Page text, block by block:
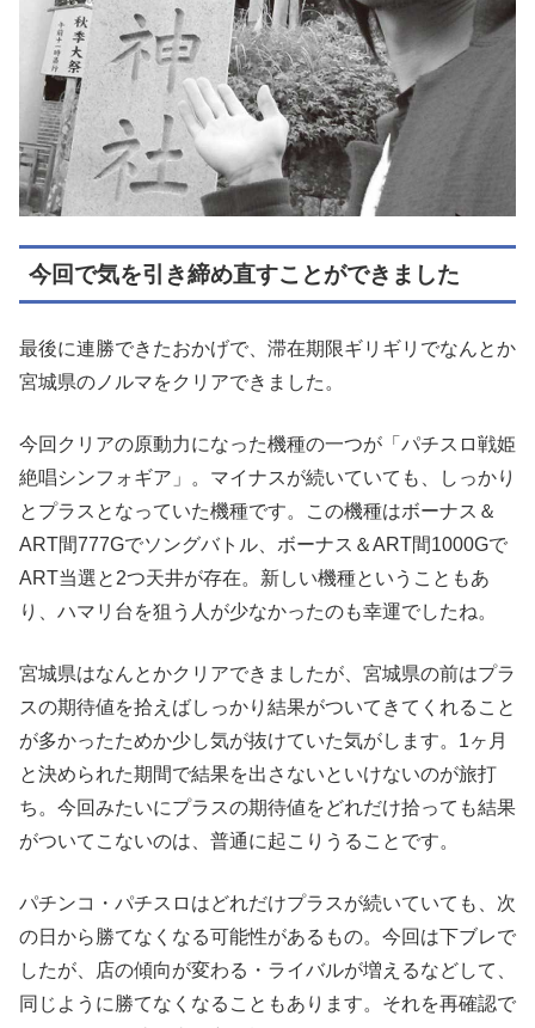
今回で気を引き締め直すことができました
最後に連勝できたおかげで、滞在期限ギリギリでなんとか
宮城県のノルマをクリアできました。
今回クリアの原動力になった機種の一つが「パチスロ戦姫
絶唱シンフォギア」。マイナスが続いていても、しっかり
とプラスとなっていた機種です。この機種はボーナス＆
ART間777Gでソングバトル、ボーナス＆ART間1000Gで
ART当選と2つ天井が存在。新しい機種ということもあ
り、ハマリ台を狙う人が少なかったのも幸運でしたね。
宮城県はなんとかクリアできましたが、宮城県の前はプラ
スの期待値を拾えばしっかり結果がついてきてくれること
が多かったためか少し気が抜けていた気がします。1ヶ月
と決められた期間で結果を出さないといけないのが旅打
ち。今回みたいにプラスの期待値をどれだけ拾っても結果
がついてこないのは、普通に起こりうることです。
パチンコ・パチスロはどれだけプラスが続いていても、次
の日から勝てなくなる可能性があるもの。今回は下ブレで
したが、店の傾向が変わる・ライバルが増えるなどして、
同じように勝てなくなることもあります。それを再確認で